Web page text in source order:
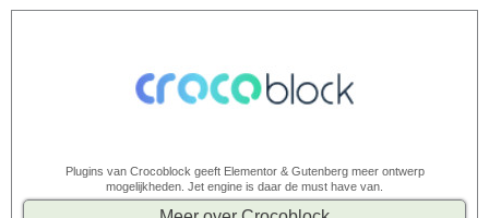
Plugins van Crocoblock geeft Elementor & Gutenberg meer ontwerp
mogelijkheden. Jet engine is daar de must have van.